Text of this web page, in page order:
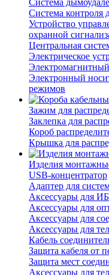
Система
Система контроля
Устройство
охранной
Центральная
Электрическое
Электронный
режимов
Зажим для
Заклепка для
Короб
Крышка для
Изделия
USB-концентратор
Адаптер для
Аксессуары для
Аксессуары для
Аксессуары для
Аксессуары для
Кабель
Защита кабеля от
Защита мест
Аксессуары для